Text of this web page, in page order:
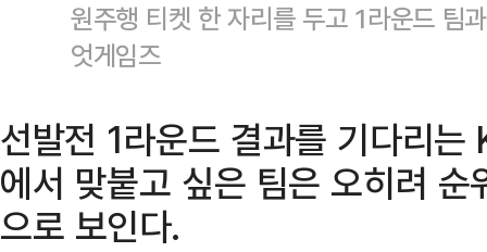
원주행 티켓 한 자리를 두고 1라운드
엇게임즈
선발전 1라운드 결과를 기다리
에서 맞붙고 싶은 팀은 오히려
으로 보인다.